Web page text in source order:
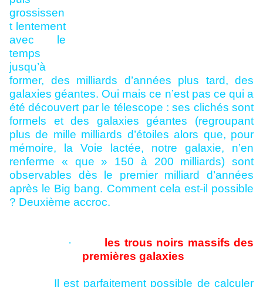
grossissen
t lentement
avec le
temps
jusqu’à
former, des milliards d’années plus tard, des
galaxies géantes. Oui mais ce n’est pas ce qui a
été découvert par le télescope : ses clichés sont
formels et des galaxies géantes (regroupant
plus de mille milliards d’étoiles alors que, pour
mémoire, la Voie lactée, notre galaxie, n’en
renferme « que » 150 à 200 milliards) sont
observables dès le premier milliard d’années
après le Big bang. Comment cela est-il possible
? Deuxième accroc.
·
les trous noirs massifs des
premières galaxies
Il est parfaitement possible de calculer